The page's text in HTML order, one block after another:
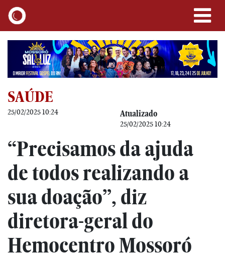
SAÚDE
25/02/2025 10:24 Atualizado
25/02/2025 10:24
“Precisamos da ajuda
de todos realizando a
sua doação”, diz
diretora-geral do
Hemocentro Mossoró